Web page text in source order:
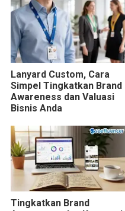
Lanyard Custom, Cara
Simpel Tingkatkan Brand
Awareness dan Valuasi
Bisnis Anda
Tingkatkan Brand